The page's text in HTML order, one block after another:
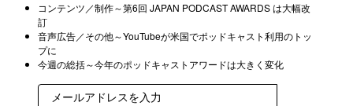
コンテンツ／制作～第6回 JAPAN PODCAST AWARDS は大幅改
訂
音声広告／その他～YouTubeが米国でポッドキャスト利用のトッ
プに
今週の総括～今年のポッドキャストアワードは大きく変化